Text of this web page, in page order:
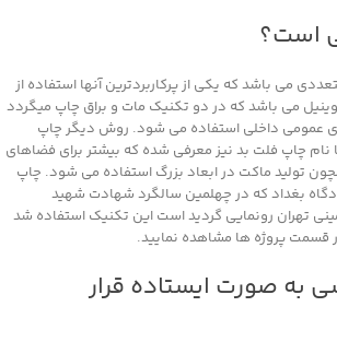
است؟
می باشد که یکی از پرکاربردترین آنها استفاده از
می باشد که در دو تکنیک مات و براق چاپ میگردد
عمومی داخلی استفاده می شود. روش دیگر چاپ
نام چاپ فلت بد نیز معرفی شده که بیشتر برای فضاهای
تولید ماکت در ابعاد بزرگ استفاده می شود. چاپ
بغداد که در چهلمین سالگرد شهادت شهید
تهران رونمایی گردید است این تکنیک استفاده شد
قسمت پروژه ها مشاهده نمایید.
به صورت ایستاده قرار